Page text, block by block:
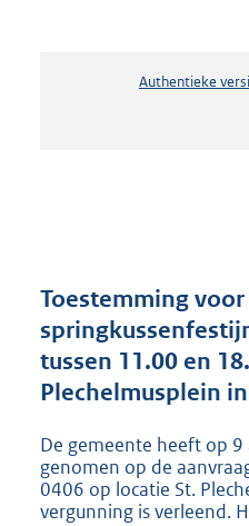
Authentieke
Toestemming
tussen 11.00 en
Plechelmusplein
De gemeente heeft op
genomen op de
0406 op locatie St.
vergunning is verleend.